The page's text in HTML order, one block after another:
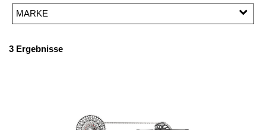
MARKE
3 Ergebnisse